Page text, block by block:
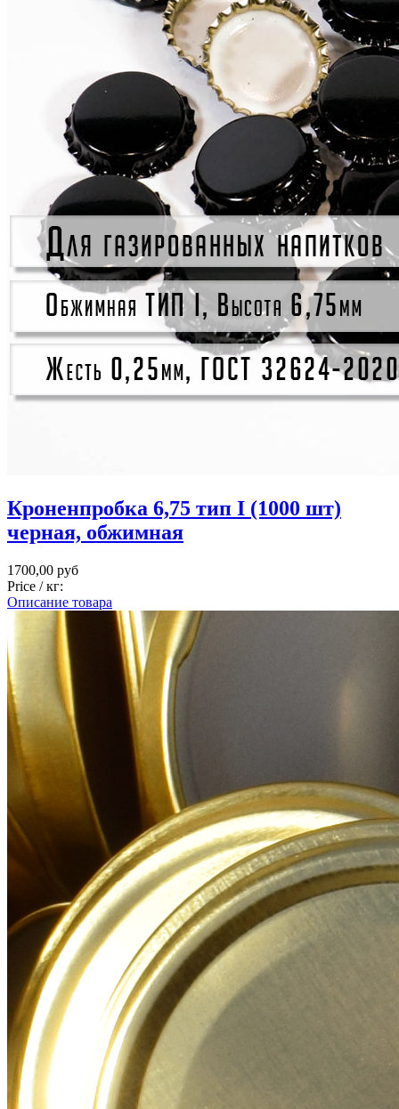
Кроненпробка 6,75 тип I (1000 шт)
черная, обжимная
1700,00 руб
Price / кг:
Описание товара